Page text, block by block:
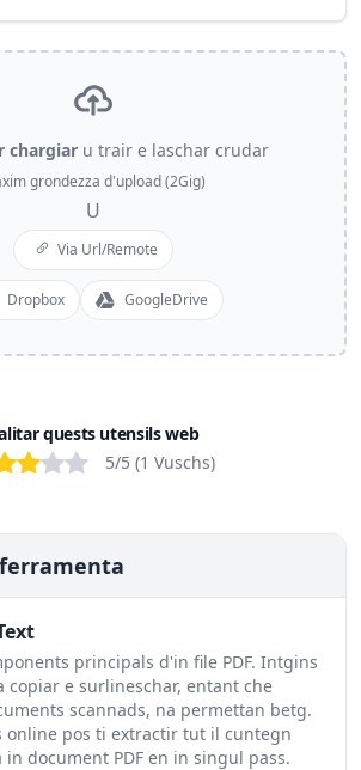
chargiar u trair e laschar crudar
grondezza d'upload (2Gig)
U
Via Url/Remote
Dropbox GoogleDrive
quests utensils web
OKGoodExcellent
5/5 (1 Vuschs)
principals d'in file PDF. Intgins
copiar e surlineschar, entant che
scannads, na permettan betg.
online pos ti extractir tut il cuntegn
document PDF en in singul pass.